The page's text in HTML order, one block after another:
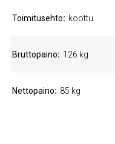
Toimitusehto koottu
Bruttopaino 126 kg
Nettopaino 85 kg